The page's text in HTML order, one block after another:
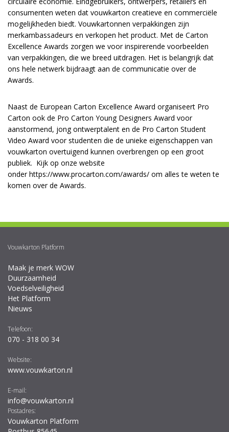
consumenten weten dat vouwkarton creatieve en commerciële
mogelijkheden biedt. Vouwkartonnen verpakkingen zijn
merkambassadeurs en verkopen het product. Met de Carton
Excellence Awards zorgen we voor inspirerende voorbeelden
van verpakkingen, die we breed uitdragen. Het is belangrijk dat
ons hele netwerk bijdraagt aan de communicatie over de
Awards.
Naast de European Carton Excellence Award organiseert Pro
Carton ook de Pro Carton Young Designers Award voor
aanstormend, jong ontwerptalent en de Pro Carton Student
Video Award voor studenten die de unieke eigenschappen van
vouwkarton overtuigend kunnen overbrengen op een groot
publiek. Kijk op onze website
onderhttps://www.procarton.com/awards/ om alles te weten te
komen over de Awards.
Vouwkarton Platform
Maak je merk WOW
Duurzaamheid
Voedselveiligheid
Het Platform
Nieuws
Telefoon:
070 - 318 00 34
Website:
www.vouwkarton.nl
E-mail:
info@vouwkarton.nl
Postadres:
Vouwkarton Platform